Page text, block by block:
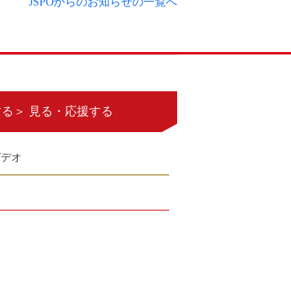
＞ 見る・応援する
オ